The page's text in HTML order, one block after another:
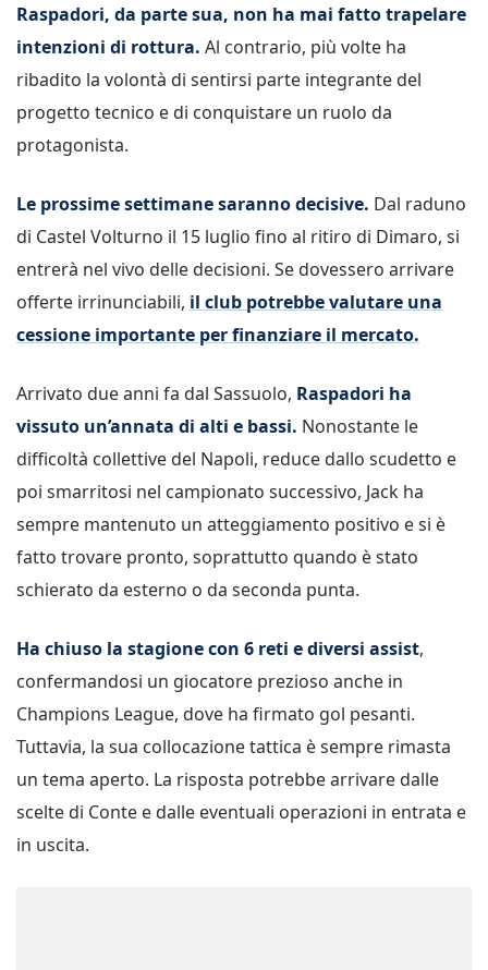
Raspadori, da parte sua, non ha mai fatto trapelare
intenzioni di rottura. Al contrario, più volte ha
ribadito la volontà di sentirsi parte integrante del
progetto tecnico e di conquistare un ruolo da
protagonista.
Le prossime settimane saranno decisive. Dal raduno
di Castel Volturno il 15 luglio fino al ritiro di Dimaro, si
entrerà nel vivo delle decisioni. Se dovessero arrivare
offerte irrinunciabili, il club potrebbe valutare una
cessione importante per finanziare il mercato.
Arrivato due anni fa dal Sassuolo, Raspadori ha
vissuto un’annata di alti e bassi. Nonostante le
difficoltà collettive del Napoli, reduce dallo scudetto e
poi smarritosi nel campionato successivo, Jack ha
sempre mantenuto un atteggiamento positivo e si è
fatto trovare pronto, soprattutto quando è stato
schierato da esterno o da seconda punta.
Ha chiuso la stagione con 6 reti e diversi assist,
confermandosi un giocatore prezioso anche in
Champions League, dove ha firmato gol pesanti.
Tuttavia, la sua collocazione tattica è sempre rimasta
un tema aperto. La risposta potrebbe arrivare dalle
scelte di Conte e dalle eventuali operazioni in entrata e
in uscita.